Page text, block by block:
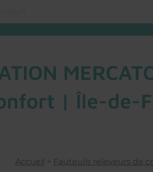
| Île-de-
Accueil > Fauteuils releveurs de